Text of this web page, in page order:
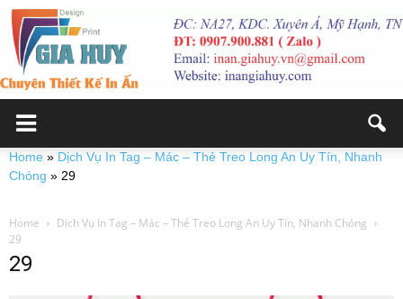
Home » Dịch Vụ In Tag – Mác – Thẻ Treo Long An Uy Tín, Nhanh
Chóng » 29
Home
Dịch Vụ In Tag – Mác – Thẻ Treo Long An Uy Tín, Nhanh Chóng
29
29